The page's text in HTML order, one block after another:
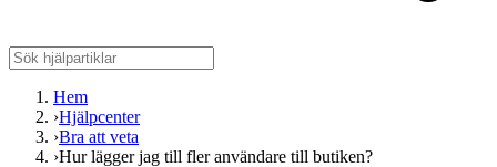
Hem
›Hjälpcenter
›Bra att veta
›Hur lägger jag till fler användare till butiken?